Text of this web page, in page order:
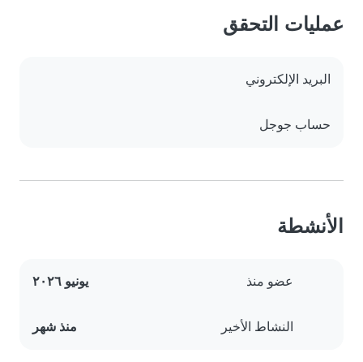
عمليات التحقق
البريد الإلكتروني
حساب جوجل
الأنشطة
عضو منذ يونيو ٢٠٢٦
النشاط الأخير منذ شهر